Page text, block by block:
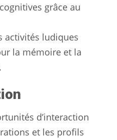
grâce au
activités ludiques
la mémoire et la
d’interaction
et les profils